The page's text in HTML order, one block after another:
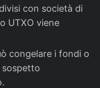
con società di
UTXO viene
congelare i fondi o
sospetto